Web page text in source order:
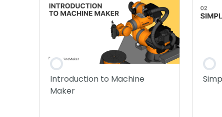
Introduction to Machine
Maker